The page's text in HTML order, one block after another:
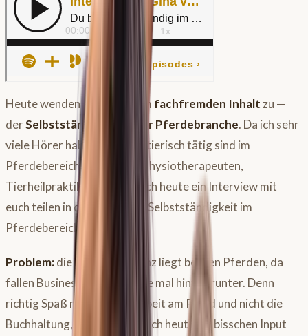
Heute wenden wir uns einem fachfremden Inhalt zu —
derSelbstständigkeit in der Pferdebranche. Da ich sehr
viele Hörer habe, die selber tierisch tätig sind im
Pferdebereich (Reitlehrer, Physiotherapeuten,
Tierheilpraktiker), möchte ich heute ein Interview mit
euch teilen in dem es um die Selbstständigkeit im
Pferdebereich geht.
Problem:die Kernkompetenz liegt bei den Pferden, da
fallen Businessthemen gerne mal hinten runter. Denn
richtig Spaß macht ja die Arbeit am Pferd und nicht die
Buchhaltung, daher möchte ich heute ein bisschen Input